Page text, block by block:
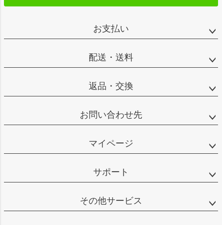
お支払い
配送・送料
返品・交換
お問い合わせ先
マイページ
サポート
その他サービス